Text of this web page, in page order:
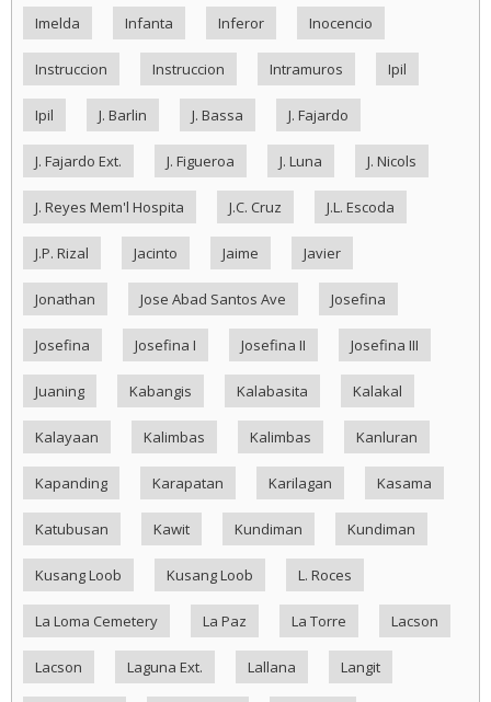
Imelda Infanta Inferor Inocencio
Instruccion Instruccion Intramuros Ipil
Ipil J. Barlin J. Bassa J. Fajardo
J. Fajardo Ext. J. Figueroa J. Luna J. Nicols
J. Reyes Mem'l Hospita J.C. Cruz J.L. Escoda
J.P. Rizal Jacinto Jaime Javier
Jonathan Jose Abad Santos Ave Josefina
Josefina Josefina I Josefina II Josefina III
Juaning Kabangis Kalabasita Kalakal
Kalayaan Kalimbas Kalimbas Kanluran
Kapanding Karapatan Karilagan Kasama
Katubusan Kawit Kundiman Kundiman
Kusang Loob Kusang Loob L. Roces
La Loma Cemetery La Paz La Torre Lacson
Lacson Laguna Ext. Lallana Langit